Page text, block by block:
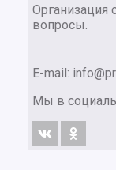
Организация
вопросы.
E-mail:
Мы в